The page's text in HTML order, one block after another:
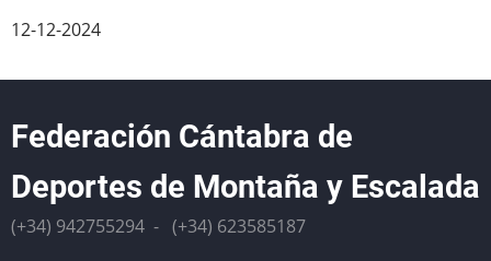
12-12-2024
Federación Cántabra de
Deportes de Montaña y Escalada
(+34) 942755294 - (+34) 623585187